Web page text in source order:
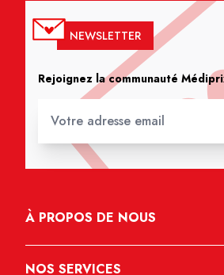
NEWSLETTER
Rejoignez la communauté
À PROPOS DE NOUS
NOS SERVICES